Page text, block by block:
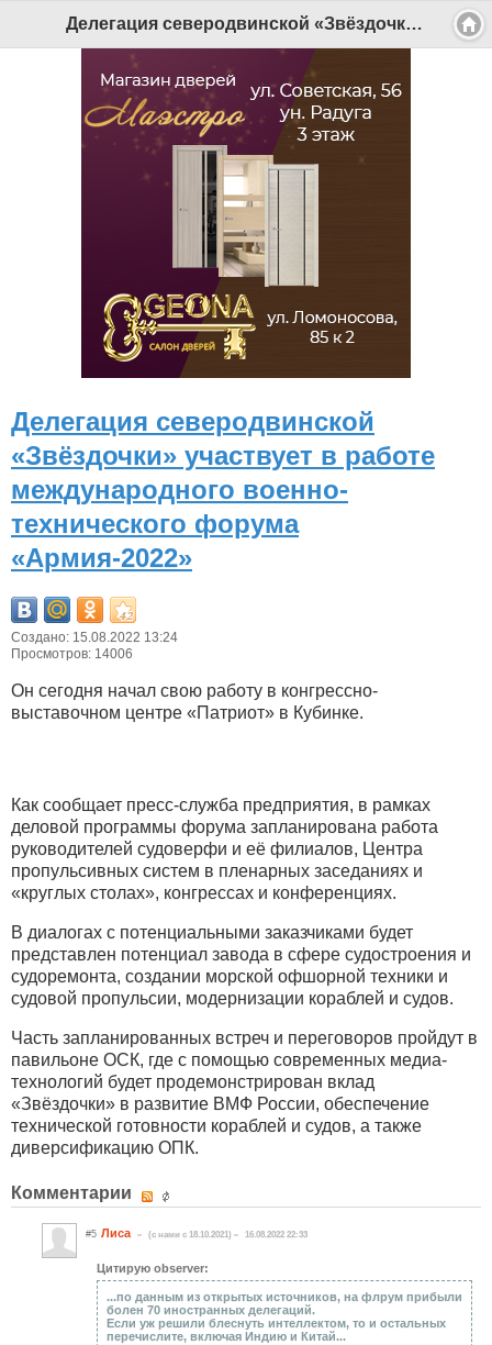
Делегация северодвинской «Звёздочки» участвует в работе международного военно-технического форума «Армия-2022» - Беломорканал Северодвинск tv29.ru
Делегация северодвинской
«Звёздочки» участвует в работе
международного военно-
технического форума
«Армия-2022»
Создано: 15.08.2022 13:24
Просмотров: 14006
Он сегодня начал свою работу в конгрессно-
выставочном центре «Патриот» в Кубинке.
Как сообщает пресс-служба предприятия, в рамках
деловой программы форума запланирована работа
руководителей судоверфи и её филиалов, Центра
пропульсивных систем в пленарных заседаниях и
«круглых столах», конгрессах и конференциях.
В диалогах с потенциальными заказчиками будет
представлен потенциал завода в сфере судостроения и
судоремонта, создании морской офшорной техники и
судовой пропульсии, модернизации кораблей и судов.
Часть запланированных встреч и переговоров пройдут в
павильоне ОСК, где с помощью современных медиа-
технологий будет продемонстрирован вклад
«Звёздочки» в развитие ВМФ России, обеспечение
технической готовности кораблей и судов, а также
диверсификацию ОПК.
Комментарии
#5 Лиса (c нами с 18.10.2021) 16.08.2022 22:33
Цитирую observer:
...по данным из открытых источников, на флрум прибыли
болен 70 иностранных делегаций.
Если уж решили блеснуть интеллектом, то и остальных
перечислите, включая Индию и Китай...